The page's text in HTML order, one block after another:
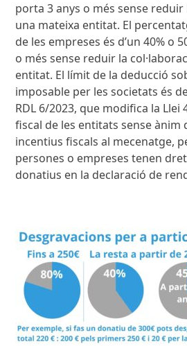
porta 3 anys o més sense reduir
una mateixa entitat. El
de les empreses és d’un 40% o
o més sense reduir la
entitat. El límit de la deducció
imposable per les societats és
RDL 6/2023, que modifica la Llei
fiscal de les entitats sense ànim
incentius fiscals al mecenatge,
persones o empreses tenen
donatius en la declaració de